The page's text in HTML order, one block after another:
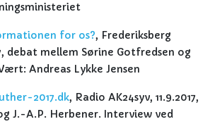
for os?, Frederiksberg
debat mellem Sørine Gotfredsen og
Andreas Lykke Jensen
2017.dk, Radio AK24syv, 11.9.2017,
J.-A.P. Herbener. Interview ved